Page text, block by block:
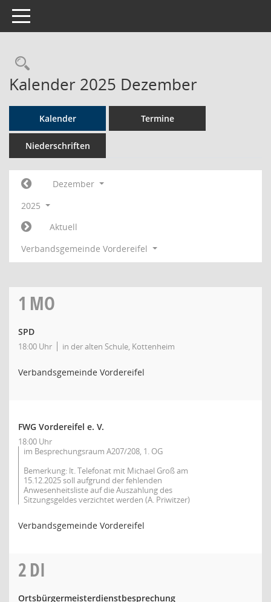
Toggle navigation
Rechercheauswahl
Kalender 2025 Dezember
Kalender Termine
Niederschriften
Dezember
2025
Aktuell
Verbandsgemeinde Vordereifel
1 MO
SPD
18:00 Uhr in der alten Schule, Kottenheim
Verbandsgemeinde Vordereifel
FWG Vordereifel e. V.
18:00 Uhr
im Besprechungsraum A207/208, 1. OG
Bemerkung: lt. Telefonat mit Michael Groß am
15.12.2025 soll aufgrund der fehlenden
Anwesenheitsliste auf die Auszahlung des
Sitzungsgeldes verzichtet werden (A. Priwitzer)
Verbandsgemeinde Vordereifel
2DI
Ortsbürgermeisterdienstbesprechung